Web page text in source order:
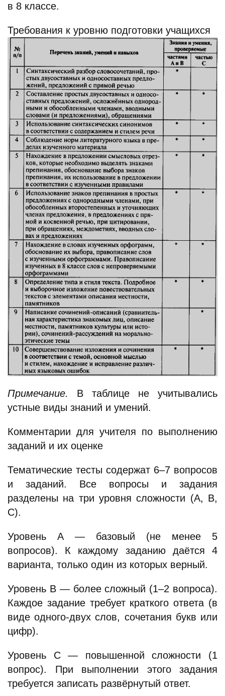
в 8 классе.
Требования к уровню подготовки учащихся
Примечание.
В таблице не учитывались
устные виды знаний и умений.
Комментарии для учителя по выполнению
заданий и их оценке
Тематические тесты содержат 6–7 вопросов
и заданий. Все вопросы и задания
разделены на три уровня сложности (А, В,
С).
Уровень А — базовый (не менее 5
вопросов). К каждому заданию даётся 4
варианта, только один из которых верный.
Уровень В — более сложный (1–2 вопроса).
Каждое задание требует краткого ответа (в
виде одного-двух слов, сочетания букв или
цифр).
Уровень С — повышенной сложности (1
вопрос). При выполнении этого задания
требуется записать развёрнутый ответ.